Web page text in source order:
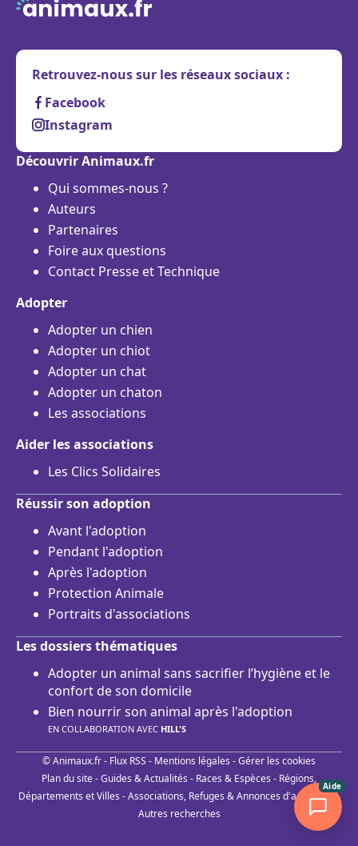
Retrouvez-nous sur les réseaux sociaux :
Facebook
Instagram
Découvrir Animaux.fr
Qui sommes-nous ?
Auteurs
Partenaires
Foire aux questions
Contact Presse et Technique
Adopter
Adopter un chien
Adopter un chiot
Adopter un chat
Adopter un chaton
Les associations
Aider les associations
Les Clics Solidaires
Réussir son adoption
Avant l'adoption
Pendant l'adoption
Après l'adoption
Protection Animale
Portraits d'associations
Les dossiers thématiques
Adopter un animal sans sacrifier l’hygiène et le
confort de son domicile
Bien nourrir son animal après l'adoption
EN COLLABORATION AVEC HILL'S
© Animaux.fr - Flux RSS - Mentions légales -Gérer les cookies
Plan du site-Guides & Actualités - Races & Espèces - Régions,
Départements et Villes -Associations, Refuges & Annonces d'adoptions-
Autres recherches
Aide